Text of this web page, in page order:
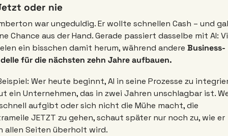
oder nie
war ungeduldig. Er wollte schnellen Cash – und
Chance aus der Hand. Gerade passiert dasselbe mit AI:
ein bisschen damit herum, während andere Business-
für die nächsten zehn Jahre aufbauen.
Wer heute beginnt, AI in seine Prozesse zu
ein Unternehmen, das in zwei Jahren unschlagbar ist.
aufgibt oder sich nicht die Mühe macht, die
JETZT zu gehen, schaut später nur noch zu, wie er
allen Seiten überholt wird.